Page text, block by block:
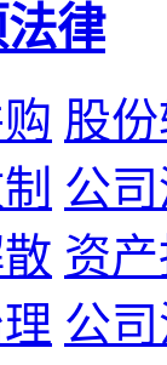
律
股
公
资
公